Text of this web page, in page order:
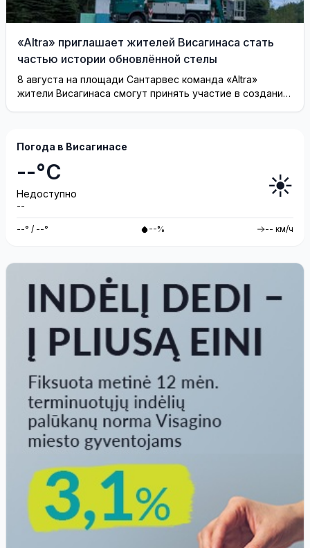
«Altra» приглашает жителей Висагинаса стать
частью истории обновлённой стелы
8 августа на площади Сантарвес команда «Altra»
жители Висагинаса смогут принять участие в создании
Погода в Висагинасе
--°C
Недоступно
--
☀️
--° / --° --% -- км/ч